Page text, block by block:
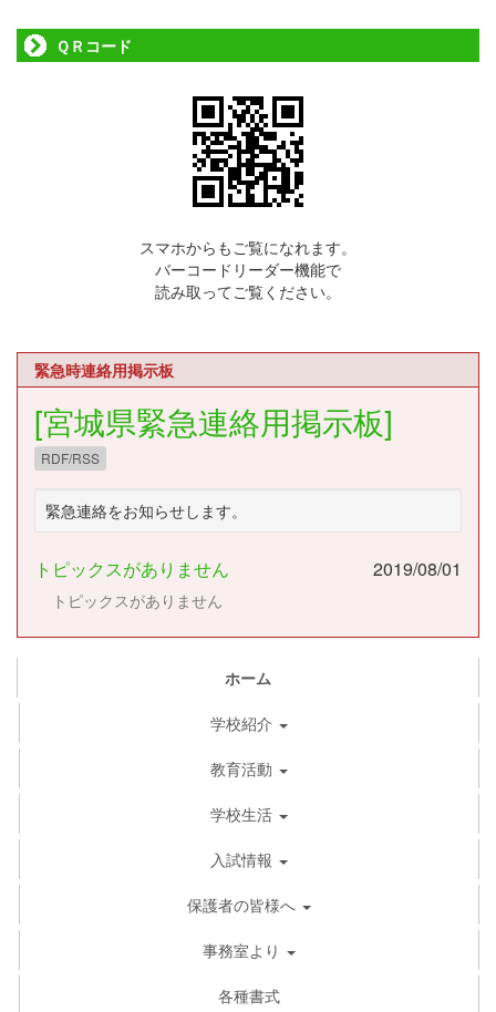
ＱＲコード
スマホからもご覧になれます。
バーコードリーダー機能で
読み取ってご覧ください。
緊急時連絡用掲示板
[宮城県緊急連絡用掲示板]
RDF/RSS
緊急連絡をお知らせします。
トピックスがありません 2019/08/01
トピックスがありません
ホーム
学校紹介
教育活動
学校生活
入試情報
保護者の皆様へ
事務室より
各種書式